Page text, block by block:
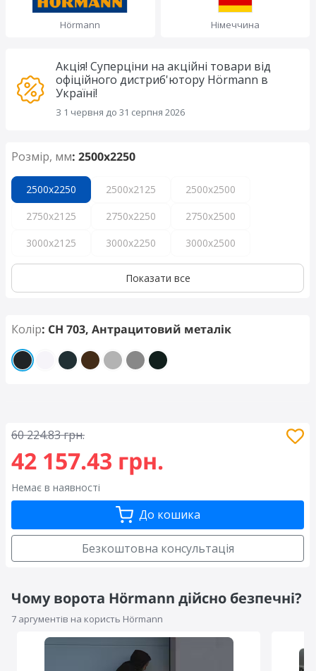
Hörmann Німеччина
Акція! Суперціни на акційні товари від
офіційного дистриб'ютору Hörmann в
Україні!
З 1 червня до 31 серпня 2026
Розмір, мм: 2500x2250
2500x2125
2500x2250
2500x2500
2750x2125
2750x2250
2750x2500
3000x2125
3000x2250 3000x2500
Показати все
Колір: CH 703, Антрацитовий металік
60 224.83 грн.
42 157.43 грн.
Немає в наявності
До кошика
Безкоштовна консультація
Чому ворота Hörmann дійсно безпечні?
7 аргументів на користь Hörmann